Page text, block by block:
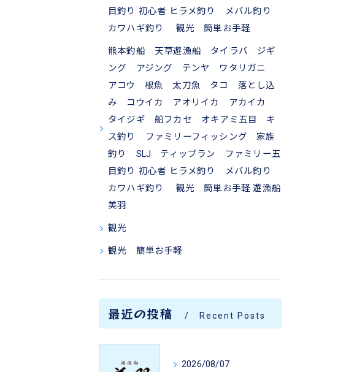
目釣り 初心者 ヒラメ釣り メバル釣り
カワハギ釣り 観光 簡単お手軽
熊本釣船 天草遊漁船 タイラバ ジギ
ング アジング テンヤ ワタリガニ
アコウ 根魚 太刀魚 タコ 落とし込
み コウイカ アオリイカ アカイカ
タイジギ 船フカセ オキアミ五目 キ
ス釣り ファミリーフィッシング 家族
釣り SLJ ティップラン ファミリー五
目釣り 初心者 ヒラメ釣り メバル釣り
カワハギ釣り 観光 簡単お手軽 遊漁船
美羽
観光
観光 簡単お手軽
最近の投稿 Recent Posts
2026/08/07